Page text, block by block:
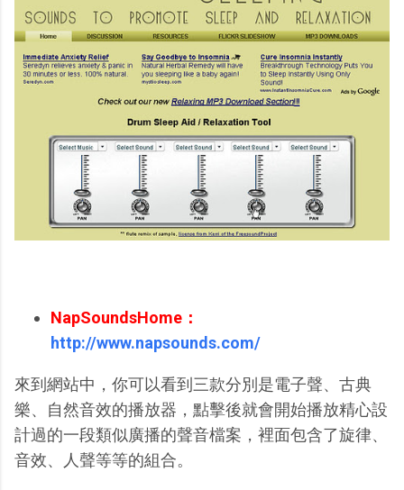
NapSoundsHome：
http://www.napsounds.com/
來到網站中，你可以看到三款分別是電子聲、古典
樂、自然音效的播放器，點擊後就會開始播放精心設
計過的一段類似廣播的聲音檔案，裡面包含了旋律、
音效、人聲等等的組合。